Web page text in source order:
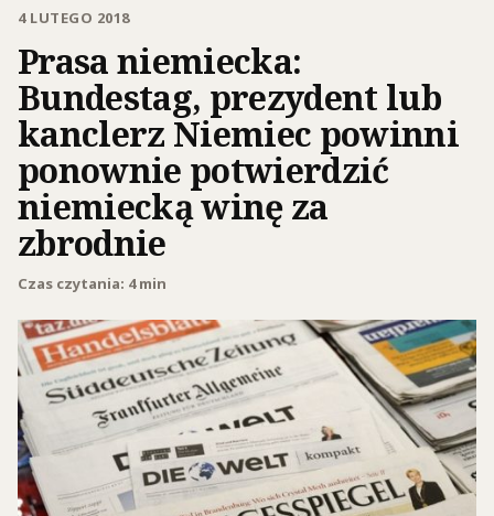
4 LUTEGO 2018
Prasa niemiecka:
Bundestag, prezydent lub
kanclerz Niemiec powinni
ponownie potwierdzić
niemiecką winę za
zbrodnie
Czas czytania: 4 min